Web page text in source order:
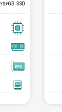
256GB SSD